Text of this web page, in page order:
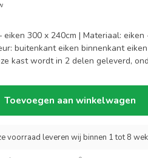
300 x 240cm | Materiaal:
buitenkant eiken binnenkant
kast wordt in 2 delen geleverd,
Toevoegen aan winkelwagen
voorraad leveren wij binnen 1 tot 8